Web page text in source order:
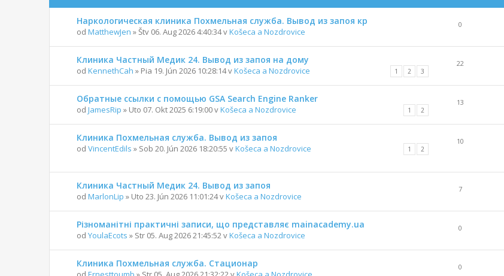
Наркологическая клиника Похмельная служба. Вывод из запоя кр
od MatthewJen » Štv 06. Aug 2026 4:40:34 vKošeca a Nozdrovice
0
Клиника Частный Медик 24. Вывод из запоя на дому
1 2 3
od KennethCah » Pia 19. Jún 2026 10:28:14 vKošeca a Nozdrovice
22
Обратные ссылки с помощью GSA Search Engine Ranker
1 2
od JamesRip » Uto 07. Okt 2025 6:19:00 vKošeca a Nozdrovice
13
Клиника Похмельная служба. Вывод из запоя
1 2
od VincentEdils » Sob 20. Jún 2026 18:20:55 vKošeca a Nozdrovice
10
Клиника Частный Медик 24. Вывод из запоя
od MarlonLip » Uto 23. Jún 2026 11:01:24 vKošeca a Nozdrovice
7
Різноманітні практичні записи, що представляє mainacademy.ua
od YoulaEcots » Str 05. Aug 2026 21:45:52 vKošeca a Nozdrovice
0
Клиника Похмельная служба. Стационар 0